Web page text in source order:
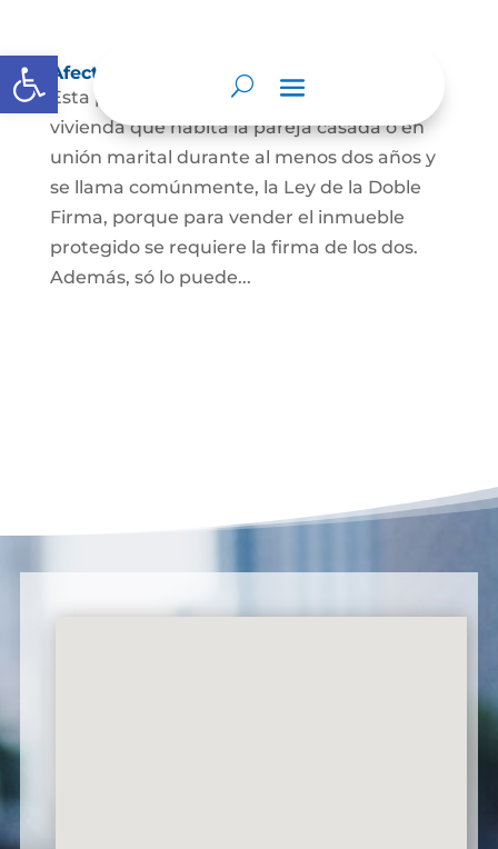
Abrir barra de herramientas
Afectación a Vivienda familiar
Esta protección la ordena la ley sobre la
vivienda que habita la pareja casada o en
unión marital durante al menos dos años y
se llama comúnmente, la Ley de la Doble
Firma, porque para vender el inmueble
protegido se requiere la firma de los dos.
Además, só lo puede...